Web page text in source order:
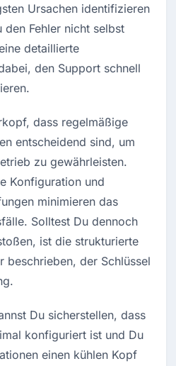
Ursachen identifizieren
den Fehler nicht selbst
detaillierte
den Support schnell
dass regelmäßige
entscheidend sind, um
zu gewährleisten.
Konfiguration und
minimieren das
Solltest Du dennoch
ist die strukturierte
beschrieben, der Schlüssel
Du sicherstellen, dass
konfiguriert ist und Du
einen kühlen Kopf